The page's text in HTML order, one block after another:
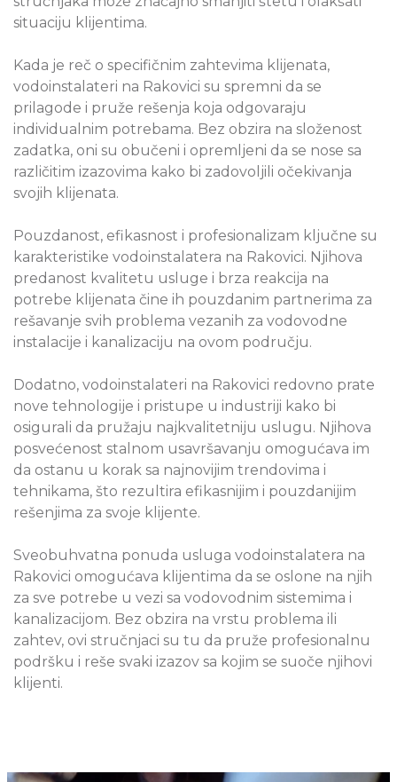
situaciju klijentima.
Kada je reč o specifičnim zahtevima klijenata,
vodoinstalateri na Rakovici su spremni da se
prilagode i pruže rešenja koja odgovaraju
individualnim potrebama. Bez obzira na složenost
zadatka, oni su obučeni i opremljeni da se nose sa
različitim izazovima kako bi zadovoljili očekivanja
svojih klijenata.
Pouzdanost, efikasnost i profesionalizam ključne su
karakteristike vodoinstalatera na Rakovici. Njihova
predanost kvalitetu usluge i brza reakcija na
potrebe klijenata čine ih pouzdanim partnerima za
rešavanje svih problema vezanih za vodovodne
instalacije i kanalizaciju na ovom području.
Dodatno, vodoinstalateri na Rakovici redovno prate
nove tehnologije i pristupe u industriji kako bi
osigurali da pružaju najkvalitetniju uslugu. Njihova
posvećenost stalnom usavršavanju omogućava im
da ostanu u korak sa najnovijim trendovima i
tehnikama, što rezultira efikasnijim i pouzdanijim
rešenjima za svoje klijente.
Sveobuhvatna ponuda usluga vodoinstalatera na
Rakovici omogućava klijentima da se oslone na njih
za sve potrebe u vezi sa vodovodnim sistemima i
kanalizacijom. Bez obzira na vrstu problema ili
zahtev, ovi stručnjaci su tu da pruže profesionalnu
podršku i reše svaki izazov sa kojim se suoče njihovi
klijenti.